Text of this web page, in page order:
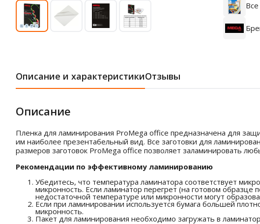
Описание и характеристикиОтзывы
Описание
Пленка для ламинирования ProMega office предназначена для
им наиболее презентабельный вид. Все заготовки для
размеров заготовок ProMega office позволяет заламинировать
Рекомендации по эффективному ламинированию
Убедитесь, что температура ламинатора соответствует
микронность. Если ламинатор перегрет (на готовом
недостаточной температуре или микронности могут
Если при ламинировании используется бумага большей
микронность.
Пакет для ламинирования необходимо загружать в